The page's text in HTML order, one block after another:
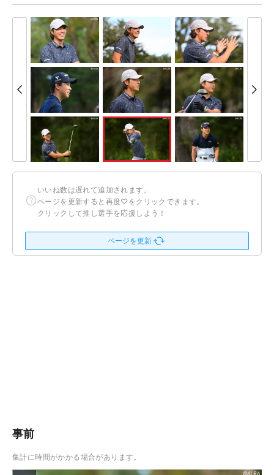
いいね数は遅れて追加されます。
ページを更新すると再度♡をクリックできます。
クリックして推し選手を応援しよう！
ページを更新
事前
集計に時間がかかる場合があります。